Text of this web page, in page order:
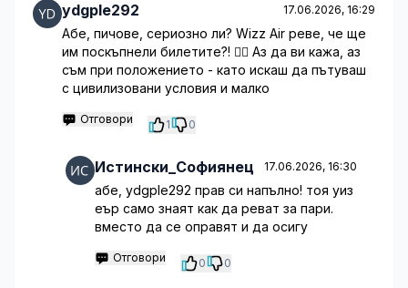
ydgple292 17.06.2026, 16:29
Абе, пичове, сериозно ли? Wizz Air реве, че ще
им поскъпнели билетите?! 🤦‍♂️ Аз да ви кажа, аз
съм при положението - като искаш да пътуваш
с цивилизовани условия и малко
Отговори 1 0
Истински_Софиянец 17.06.2026, 16:30
абе, ydgple292 прав си напълно! тоя уиз
еър само знаят как да реват за пари.
вместо да се оправят и да осигу
Отговори 0 0